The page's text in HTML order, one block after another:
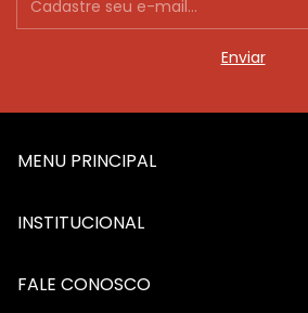
MENU PRINCIPAL
INSTITUCIONAL
FALE CONOSCO